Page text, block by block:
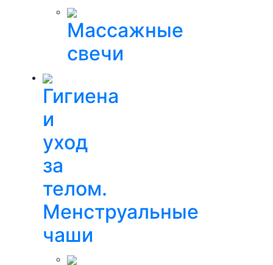
Массажные
свечи
Гигиена
и
уход
за
телом.
Менструальные
чаши